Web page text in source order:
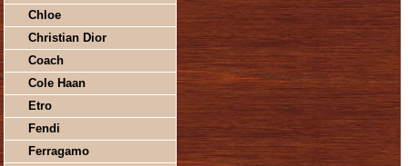
Chloe
Christian Dior
Coach
Cole Haan
Etro
Fendi
Ferragamo